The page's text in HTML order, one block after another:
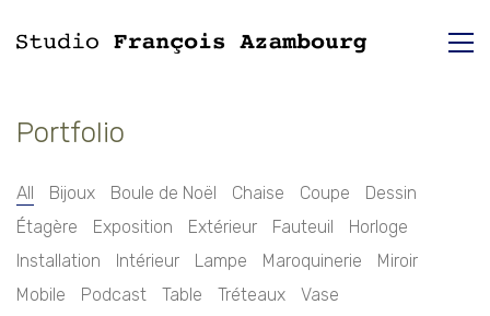
Portfolio
All Bijoux Boule de Noël Chaise Coupe
Dessin
Étagère
Exposition Extérieur Fauteuil
Horloge
Installation
Intérieur Lampe Maroquinerie
Miroir
Mobile
Podcast Table Tréteaux Vase